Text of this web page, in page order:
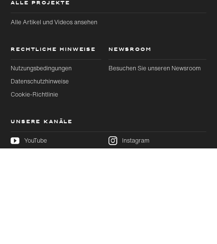
ALLE PROJEKTE
Alle Artikel und Videos ansehen
RECHTLICHE HINWEISE
Nutzungsbedingungen
Datenschutzhinweise
Cookie-Richtlinie
NEWSROOM
Besuchen Sie unseren Newsroom
UNSERE KANÄLE
YouTube
Instagram